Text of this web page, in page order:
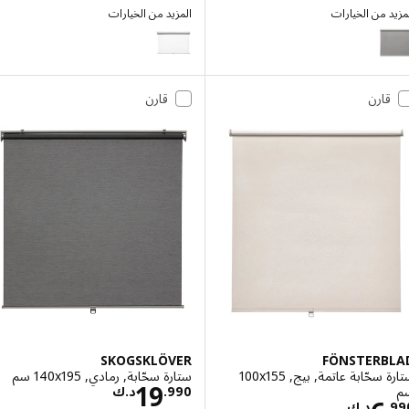
من الخيارات
المزيد من الخيارات
TRETUR
قارن
ستارة سحّابة عاتمة, بيج, ‎100x155
قارن
SKOGSKLÖVER
ستارة سحّابة, رمادي, ‎140x195 سم‏
د.ك19.990 السعر د.ك 19.990